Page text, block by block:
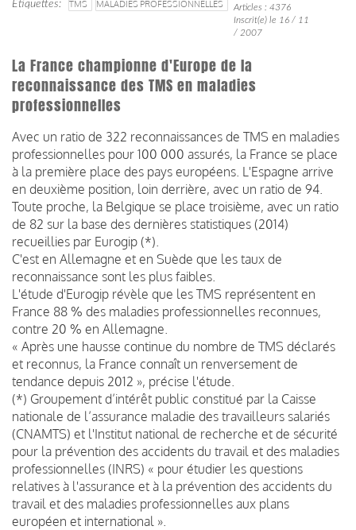
Étiquettes
TMS MALADIES PROFESSIONNELLES
Articles : 4376
Inscrit(e) le 16 / 11
/ 2007
La France championne d'Europe de la
reconnaissance des TMS en maladies
professionnelles
Avec un ratio de 322 reconnaissances de TMS en maladies
professionnelles pour 100 000 assurés, la France se place
à la première place des pays européens. L'Espagne arrive
en deuxième position, loin derrière, avec un ratio de 94.
Toute proche, la Belgique se place troisième, avec un ratio
de 82 sur la base des dernières statistiques (2014)
recueillies par Eurogip (*).
C'est en Allemagne et en Suède que les taux de
reconnaissance sont les plus faibles.
L'étude d'Eurogip révèle que les TMS représentent en
France 88 % des maladies professionnelles reconnues,
contre 20 % en Allemagne.
« Après une hausse continue du nombre de TMS déclarés
et reconnus, la France connaît un renversement de
tendance depuis 2012 », précise l'étude.
(*) Groupement d’intérêt public constitué par la Caisse
nationale de l’assurance maladie des travailleurs salariés
(CNAMTS) et l'Institut national de recherche et de sécurité
pour la prévention des accidents du travail et des maladies
professionnelles (INRS) « pour étudier les questions
relatives à l'assurance et à la prévention des accidents du
travail et des maladies professionnelles aux plans
européen et international ».